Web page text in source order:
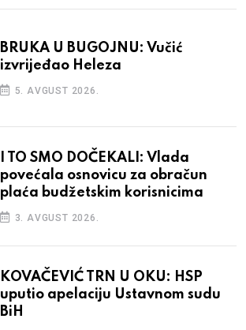
BRUKA U BUGOJNU: Vučić
izvrijeđao Heleza
5. AVGUST 2026.
I TO SMO DOČEKALI: Vlada
povećala osnovicu za obračun
plaća budžetskim korisnicima
3. AVGUST 2026.
KOVAČEVIĆ TRN U OKU: HSP
uputio apelaciju Ustavnom sudu
BiH